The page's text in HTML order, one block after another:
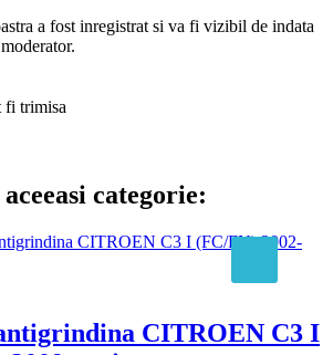
a fost inregistrat si va fi vizibil de indata
fi trimisa
categorie:
CITROEN C3 I